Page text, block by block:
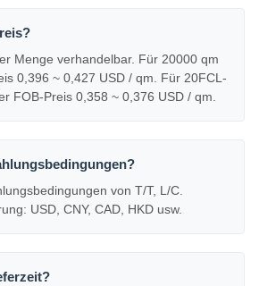
Menge verhandelbar. Für 20000 qm
0,396 ~ 0,427 USD / qm. Für 20FCL-
FOB-Preis 0,358 ~ 0,376 USD / qm.
von T/T, L/C.
USD, CNY, CAD, HKD usw.